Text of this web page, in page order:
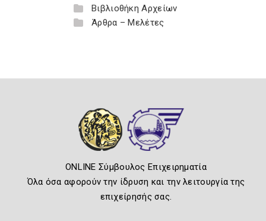
Βιβλιοθήκη Αρχείων
Άρθρα – Μελέτες
ONLINE Σύμβουλος Επιχειρηματία
Όλα όσα αφορούν την ίδρυση και την λειτουργία της
επιχείρησής σας.